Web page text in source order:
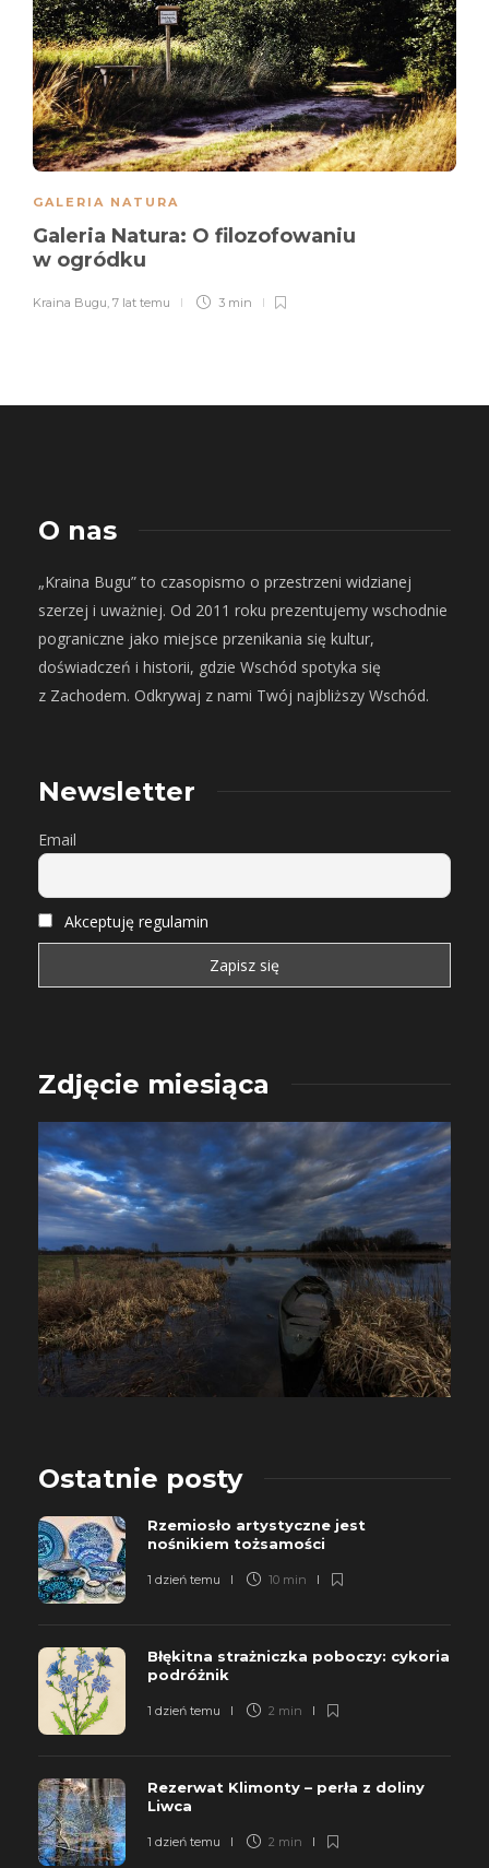
GALERIA NATURA
Galeria Natura: O filozofowaniu
w ogródku
Kraina Bugu 7 lat temu 3 min
O nas
„Kraina Bugu” to czasopismo o przestrzeni widzianej
szerzej i uważniej. Od 2011 roku prezentujemy wschodnie
pograniczne jako miejsce przenikania się kultur,
doświadczeń i historii, gdzie Wschód spotyka się
z Zachodem. Odkrywaj z nami Twój najbliższy Wschód.
Newsletter
Email
Akceptuję regulamin
Zdjęcie miesiąca
Ostatnie posty
Rzemiosło artystyczne jest
nośnikiem tożsamości
1 dzień temu 10 min
Błękitna strażniczka poboczy: cykoria
podróżnik
1 dzień temu 2 min
Rezerwat Klimonty – perła z doliny
Liwca
1 dzień temu 2 min